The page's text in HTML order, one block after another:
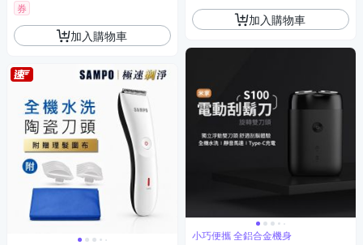
券
加入購物車
加入購物車
小巧便攜 全鋁合金機身